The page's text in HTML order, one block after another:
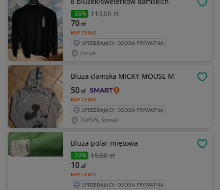
-36% 110,00 zł
KUP TERAZ
70zł
SPRZEDAJĄCY: OSOBA PRYWATNA
Toruń
Bluza damska MICKY MOUSE M
KUP TERAZ
50zł
SPRZEDAJĄCY: OSOBA PRYWATNA
TORUŃ, Stawki
Bluza polar miętowa
-33% 15,00 zł
KUP TERAZ
10zł
SPRZEDAJĄCY: OSOBA PRYWATNA